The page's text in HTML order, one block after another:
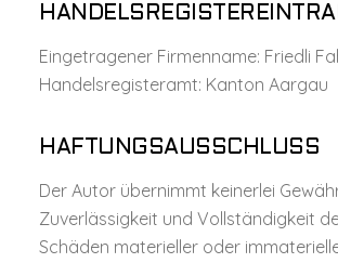
Eingetragener Firmenname: Friedli
Handelsregisteramt: Kanton Aargau
HAFTUNGSAUSSCHLUSS
Der Autor übernimmt keinerlei
Zuverlässigkeit und Vollständigkeit
Schäden materieller oder